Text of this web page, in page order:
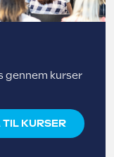
gennem kurser
TIL KURSER